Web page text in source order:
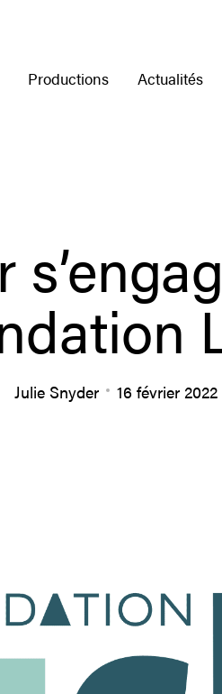
Productions Actualités
Julie Snyder 16 février 2022